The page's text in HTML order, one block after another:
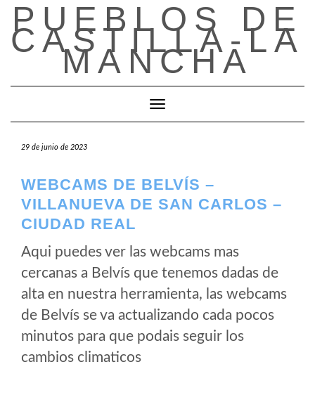
Saltar
contenido
PUEBLOS DE
CASTILLA-LA
MANCHA
Cambiar modo de navegación
29 de junio de 2023
WEBCAMS DE BELVÍS –
VILLANUEVA DE SAN CARLOS –
CIUDAD REAL
Aqui puedes ver las webcams mas
cercanas a Belvís que tenemos dadas de
alta en nuestra herramienta, las webcams
de Belvís se va actualizando cada pocos
minutos para que podais seguir los
cambios climaticos